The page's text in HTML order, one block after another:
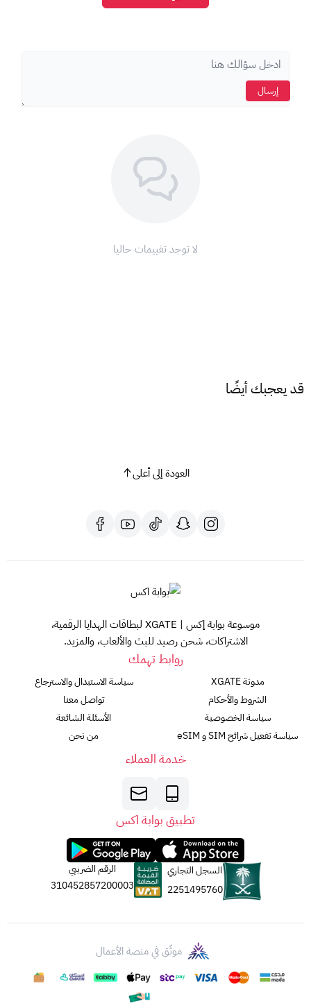
إرسال
لا توجد تقييمات حاليا
قد يعجبك أيضًا
العودة إلى أعلى
موسوعة بوابة إكس | XGATE لبطاقات الهدايا الرقمية،
الاشتراكات، شحن رصيد للبث والألعاب، والمزيد.
روابط تهمك
مدونة XGATE
الشروط والأحكام
سياسة الخصوصية
سياسة تفعيل شرائح SIM و eSIM
سياسة الاستبدال والاسترجاع
تواصل معنا
الأسئلة الشائعة
من نحن
خدمة العملاء
تطبيق بوابة اكس
السجل التجاري
2251495760
الرقم الضريبي
310452857200003
موثّق في منصة الأعمال